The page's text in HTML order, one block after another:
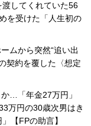
してくれていた56
を受けた「人生初の
ムから突然“追い出
契約を覆した〈想定
…「年金27万円」
万円の30歳次男はき
【FPの助言】